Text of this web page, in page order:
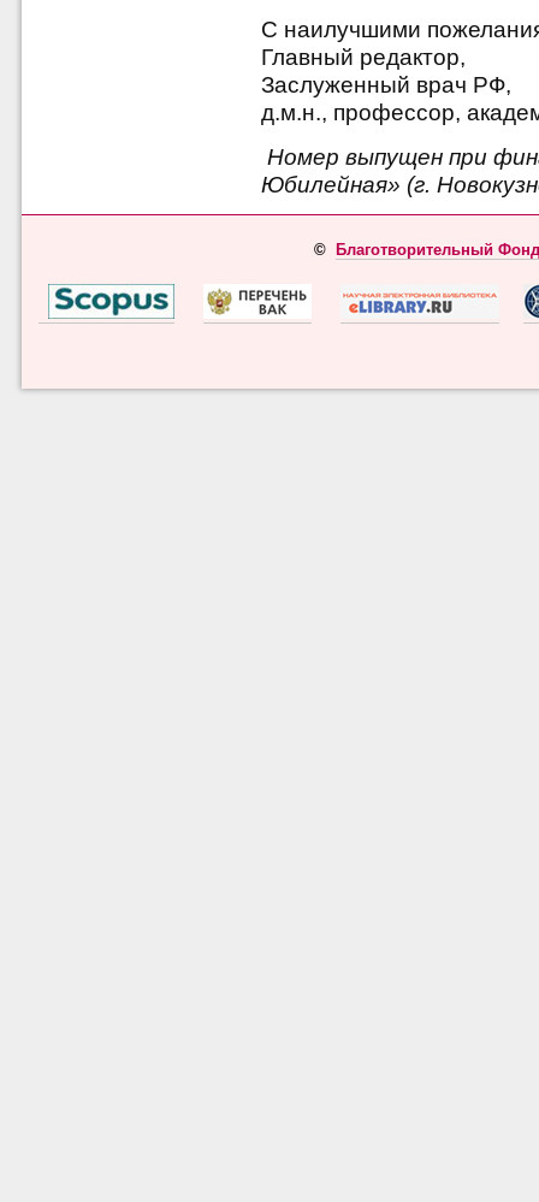
С наилучшими
Главный редактор,
Заслуженный врач РФ,
д.м.н., профессор,
Номер выпущен при
Юбилейная» (г.
© Благотворительный